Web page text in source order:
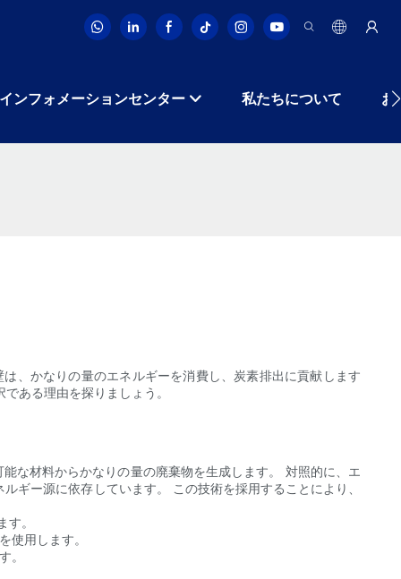
インフォメーションセンター 私たちについて お
、かなりの量のエネルギーを消費し、炭素排出に貢献します
ある理由を探りましょう。
な材料からかなりの量の廃棄物を生成します。 対照的に、エ
ギー源に依存しています。 この技術を採用することにより、
。
使用します。
。